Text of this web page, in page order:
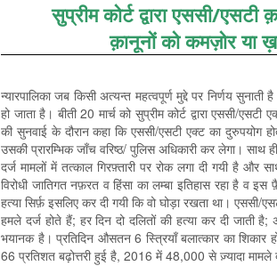
सुप्रीम कोर्ट द्वारा एससी/
क़ानूनों को कमज़ोर या
न्यारपालिका जब किसी अत्यन्त महत्वपूर्ण मुद्दे पर निर्णय
हो जाता है। बीती 20 मार्च को सुप्रीम कोर्ट द्वारा एससी/
की सुनवाई के दौरान कहा कि एससी/एसटी एक्ट का
उसकी प्रारम्भिक जाँच वरिष्ठ/ पुलिस अधिकारी कर लेगा। साथ
दर्ज मामलों में तत्काल गिरफ़्तारी पर रोक लगा दी गयी है और
विरोधी जातिगत नफ़रत व हिंसा का लम्बा इतिहास रहा है व
हत्या सिर्फ़ इसलिए कर दी गयी कि वो घोड़ा रखता था।
हमले दर्ज होते हैं; हर दिन दो दलितों की हत्या कर दी जाती
भयानक है। प्रतिदिन औसतन 6 स्त्रियाँ बलात्कार का शिकार
66 प्रतिशत बढ़ोत्तरी हुई है, 2016 में 48,000 से ज़्यादा मामले